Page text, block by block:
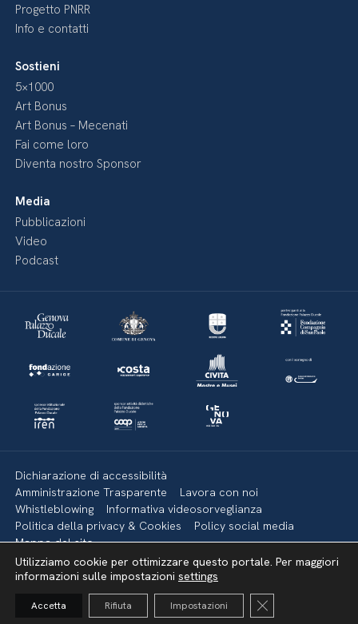
Progetto PNRR
Info e contatti
Sostieni
5×1000
Art Bonus
Art Bonus – Mecenati
Fai come loro
Diventa nostro Sponsor
Media
Pubblicazioni
Video
Podcast
Dichiarazione di accessibilità
Amministrazione Trasparente
Lavora con noi
Whistleblowing
Informativa videosorveglianza
Politica della privacy & Cookies
Policy social media
Mappa del sito
Utilizziamo cookie per ottimizzare questo portale. Per maggiori
informazioni sulle impostazioni settings
Accetta Rifiuta Impostazioni Close GDPR